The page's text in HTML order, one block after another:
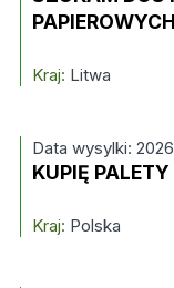
Kraj: Litwa
Data wysylki:
KUPIĘ
Kraj: Polska